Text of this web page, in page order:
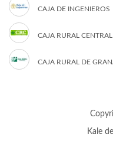
CAJA DE INGENIEROS
CAJA RURAL CENTRAL
CAJA RURAL DE
Kalede